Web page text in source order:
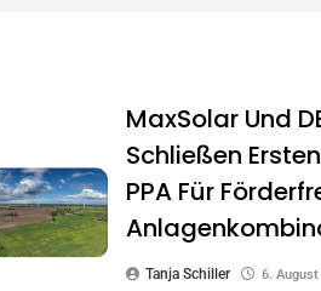
MaxSolar Und
Schließen
PPA Für
Tanja Schiller 6.